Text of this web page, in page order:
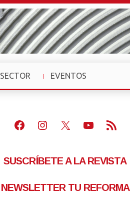
SECTOR
»
EVENTOS
»
Facebook
Instagram
X Youtube
Feed RSS
SUSCRÍBETE A LA REVISTA
NEWSLETTER TU REFORMA